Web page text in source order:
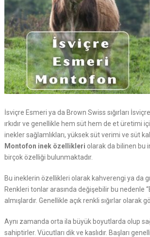
İsviçre Esmeri ya da Brown Swiss sığırları
ırkıdır ve genellikle hem süt hem de et üretimi
inekler sağlamlıkları, yüksek süt verimi ve süt
Montofon inek özellikleri olarak da bilinen bu
birçok özelliği bulunmaktadır.
Bu ineklerin özellikleri olarak kahverengi ya da
Renkleri tonlar arasında değişebilir bu nedenle
almışlardır. Genellikle açık renkli sığırlar olarak
Aynı zamanda orta ila büyük boyutlarda olup
sahiptirler. Vücutları dik ve kaslıdır. Başları